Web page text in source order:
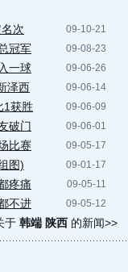
09-10-21
次
09-08-23
冠军
09-06-26
一球
09-06-14
泽西
09-06-09
1获胜
09-06-01
破门
09-05-17
比赛
09-01-17
图)
09-05-11
疼痛
09-05-12
不进
于 韩端 陕西 的新闻>>